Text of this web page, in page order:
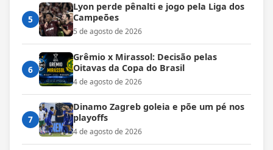
5
Lyon perde pênalti e jogo pela Liga dos
Campeões
5 de agosto de 2026
6
Grêmio x Mirassol: Decisão pelas
Oitavas da Copa do Brasil
4 de agosto de 2026
7
Dinamo Zagreb goleia e põe um pé nos
playoffs
4 de agosto de 2026